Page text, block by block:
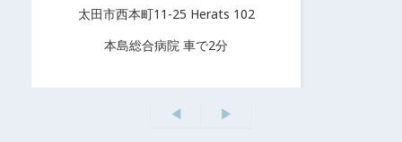
太田市西本町11-25 Herats 102
本島総合病院 車で2分
◀ ▶